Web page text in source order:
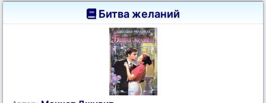
Битва желаний